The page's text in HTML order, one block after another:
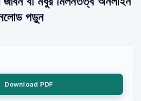
পড়ুন
Download PDF